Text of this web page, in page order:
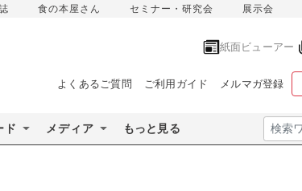
食の本屋さん セミナー・研究会 展示会
紙面ビューアー
よくあるご質問 ご利用ガイド メルマガ登録
ド メディア もっと見る